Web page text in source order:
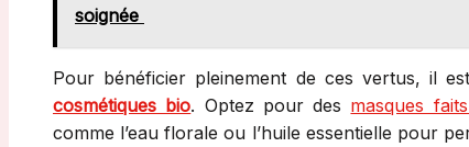
soignée
Pour bénéficier pleinement de ces vertus, il
cosmétiques bio. Optez pour des masques
comme l’eau florale ou l’huile essentielle pour